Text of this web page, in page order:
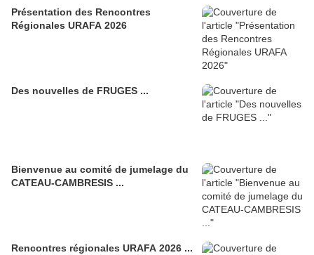
Présentation des Rencontres
Régionales URAFA 2026
Des nouvelles de FRUGES ...
Bienvenue au comité de jumelage du
CATEAU-CAMBRESIS ...
Rencontres régionales URAFA 2026 ...